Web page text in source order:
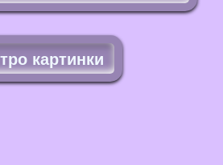
картинки